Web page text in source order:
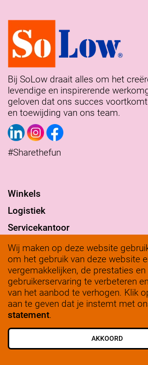
Bij SoLow draait alles om het
levendige en inspirerende
geloven dat ons succes
en toewijding van ons team.
#Sharethefun
Winkels
Logistiek
Servicekantoor
Verantwoord ondernemen
werkenbij@solow.nl
+ 31 345 62 14 32
Bedrijfsleidersportaal
Wij maken op deze website
om het gebruik van deze website
vergemakkelijken, de prestaties en
gebruikerservaring te verbeteren
van het aanbod te verhogen. Klik
aan te geven dat je instemt met
statement.
AKKOORD